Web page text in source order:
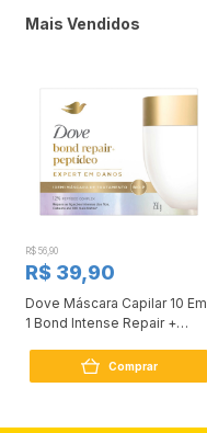
Mais Vendidos
R$ 56,90
R$ 39,90
Dove Máscara Capilar 10 Em
1 Bond Intense Repair +
Comprar